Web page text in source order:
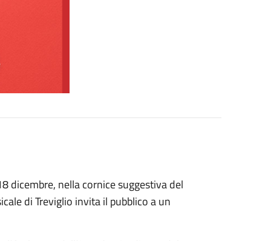
dicembre, nella cornice suggestiva del
di Treviglio invita il pubblico a un